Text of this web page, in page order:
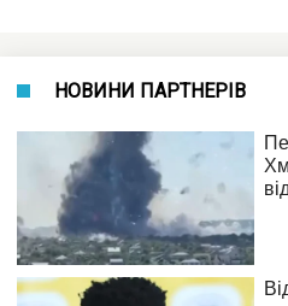
НОВИНИ ПАРТНЕРІВ